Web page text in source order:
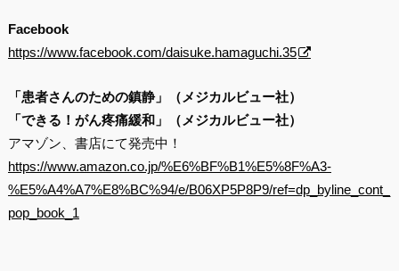
Facebook
https://www.facebook.com/daisuke.hamaguchi.35
「患者さんのための鎮静」（メジカルビュー社）
「できる！がん疼痛緩和」（メジカルビュー社）
アマゾン、書店にて発売中！
https://www.amazon.co.jp/%E6%BF%B1%E5%8F%A3-
%E5%A4%A7%E8%BC%94/e/B06XP5P8P9/ref=dp_byline_cont_
pop_book_1